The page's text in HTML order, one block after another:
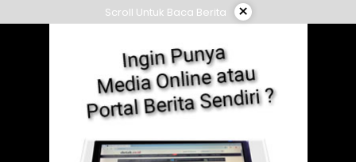
to
Scroll Untuk Baca Berita ×